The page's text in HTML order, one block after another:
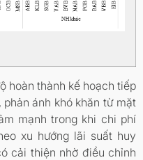
hoàn thành kế hoạch tiếp
ánh khó khăn từ mặt
mạnh trong khi chi phí
xu hướng lãi suất huy
cải thiện nhờ điều chỉnh